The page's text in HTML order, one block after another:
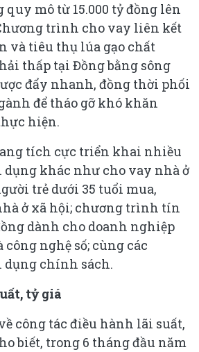
quy mô từ 15.000 tỷ đồng lên
trình cho vay liên kết
và tiêu thụ lúa gạo chất
thấp tại Đồng bằng sông
đẩy nhanh, đồng thời phối
để tháo gỡ khó khăn
hiện.
tích cực triển khai nhiều
khác như cho vay nhà ở
trẻ dưới 35 tuổi mua,
ở xã hội; chương trình tín
dành cho doanh nghiệp
nghệ số; cùng các
chính sách.
tỷ giá
công tác điều hành lãi suất,
biết, trong 6 tháng đầu năm